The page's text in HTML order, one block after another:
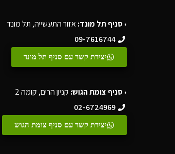
•סניף תל מונד:אזור התעשייה, תל מונד
09-7616744
יצירת קשר עם סניף תל מונד
•סניף צומת הגוש: קניון הרים, קומה 2
02-6724969
יצירת קשר עם סניף צומת הגוש